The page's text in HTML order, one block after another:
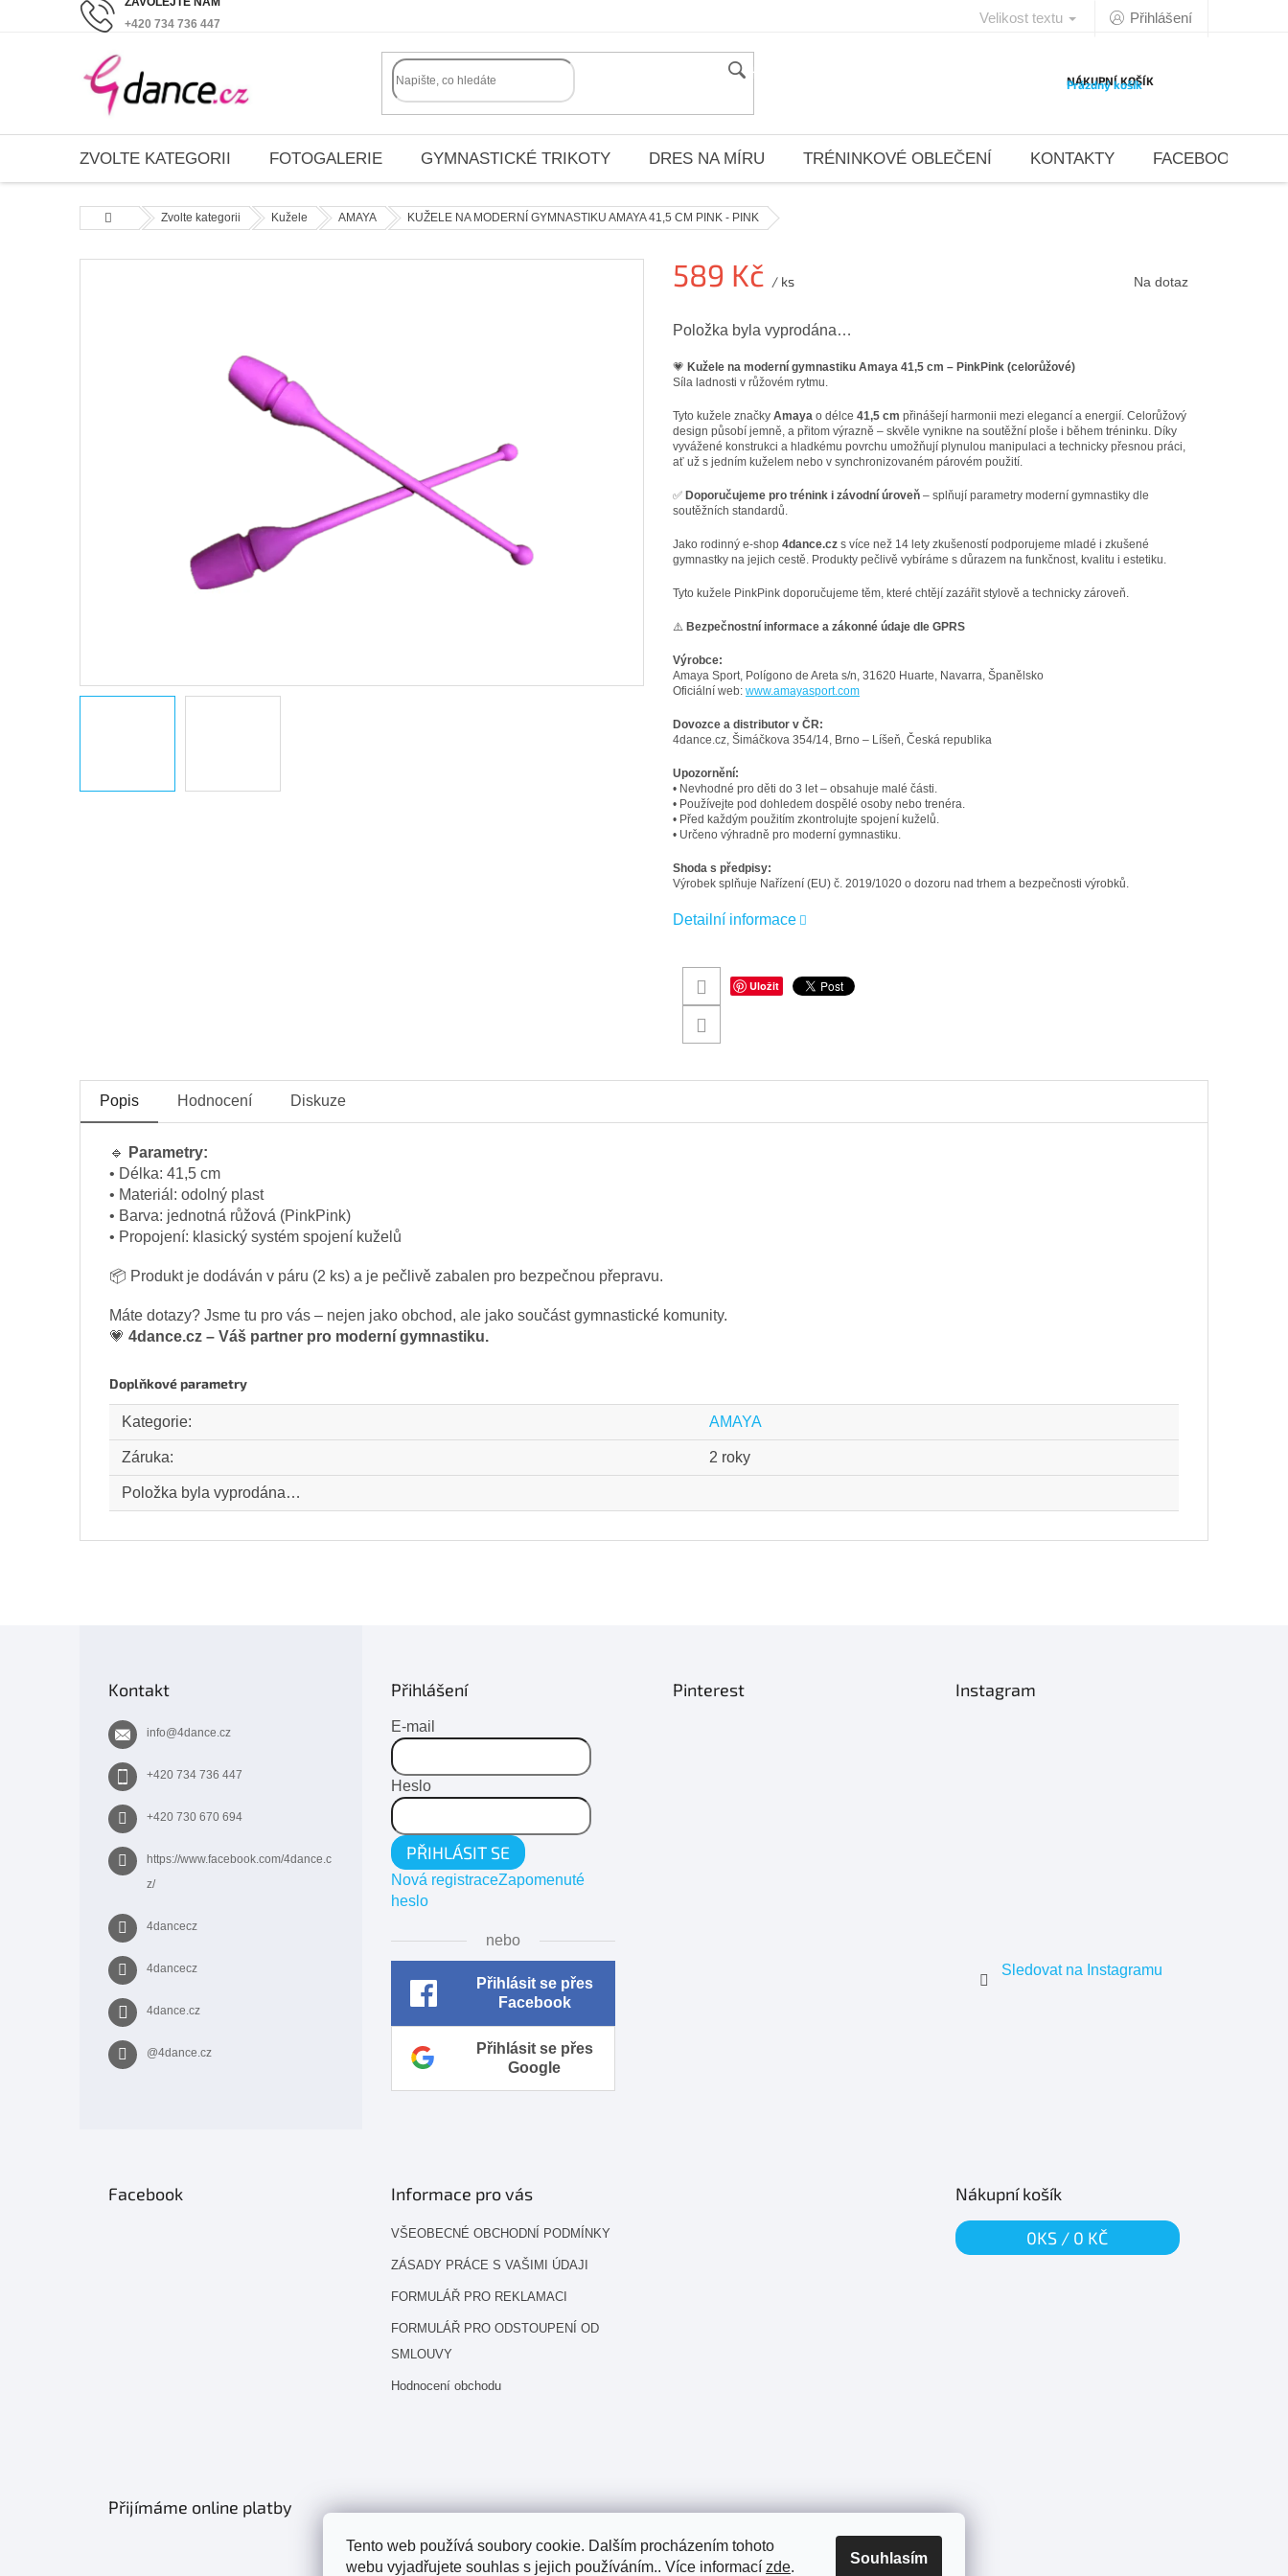
Tento web používá soubory cookie. Dalším procházením tohoto
webu vyjadřujete souhlas s jejich používáním.. Více informací zde.
Souhlasím
+420 734 736 447 Velikost textu Přihlášení
HLEDAT NÁKUPNÍ KOŠÍK
Prázdný košík
ZVOLTE KATEGORII FOTOGALERIE GYMNASTICKÉ TRIKOTY DRES NA MÍRU TRÉNINKOVÉ OBLEČENÍ KONTAKTY FACEBOOK
Domů Zvolte kategorii Kužele AMAYA KUŽELE NA MODERNÍ GYMNASTIKU AMAYA 41,5 CM PINK - PINK
589 Kč / ks
cena:
Na dotaz
Položka byla vyprodána…
💗 Kužele na moderní gymnastiku Amaya 41,5 cm – PinkPink (celorůžové)
Síla ladnosti v růžovém rytmu.
Tyto kužele značky Amaya o délce 41,5 cm přinášejí harmonii mezi elegancí a energií. Celorůžový
design působí jemně, a přitom výrazně – skvěle vynikne na soutěžní ploše i během tréninku. Díky
vyvážené konstrukci a hladkému povrchu umožňují plynulou manipulaci a technicky přesnou práci,
ať už s jedním kuželem nebo v synchronizovaném párovém použití.
✅ Doporučujeme pro trénink i závodní úroveň – splňují parametry moderní gymnastiky dle
soutěžních standardů.
Jako rodinný e-shop 4dance.cz s více než 14 lety zkušeností podporujeme mladé i zkušené
gymnastky na jejich cestě. Produkty pečlivě vybíráme s důrazem na funkčnost, kvalitu i estetiku.
Tyto kužele PinkPink doporučujeme těm, které chtějí zazářit stylově a technicky zároveň.
⚠️ Bezpečnostní informace a zákonné údaje dle GPRS
Výrobce:
Amaya Sport, Polígono de Areta s/n, 31620 Huarte, Navarra, Španělsko
Oficiální web: www.amayasport.com
Dovozce a distributor v ČR:
4dance.cz, Šimáčkova 354/14, Brno – Líšeň, Česká republika
Upozornění:
• Nevhodné pro děti do 3 let – obsahuje malé části.
• Používejte pod dohledem dospělé osoby nebo trenéra.
• Před každým použitím zkontrolujte spojení kuželů.
• Určeno výhradně pro moderní gymnastiku.
Shoda s předpisy:
Výrobek splňuje Nařízení (EU) č. 2019/1020 o dozoru nad trhem a bezpečnosti výrobků.
Detailní informace
Uložit
Popis Hodnocení Diskuze
🔹
Parametry:
• Délka: 41,5 cm
• Materiál: odolný plast
• Barva: jednotná růžová (PinkPink)
• Propojení: klasický systém spojení kuželů
📦 Produkt je dodáván v páru (2 ks) a je pečlivě zabalen pro bezpečnou přepravu.
Máte dotazy? Jsme tu pro vás – nejen jako obchod, ale jako součást gymnastické komunity.
💗 4dance.cz – Váš partner pro moderní gymnastiku.
Doplňkové parametry
Kategorie: AMAYA
Záruka: 2 roky
Položka byla vyprodána…
Kontakt
info@4dance.cz
+420 734 736 447
+420 730 670 694
https://www.facebook.com/4dance.c
z/
4dancecz
4dancecz
4dance.cz
@4dance.cz
Přihlášení
E-mail
Heslo
PŘIHLÁSIT SE
Nová registraceZapomenuté
heslo
nebo
Přihlásit se přes
Facebook
Přihlásit se přes
Google
Pinterest Instagram
Sledovat na Instagramu
Facebook Informace pro vás
VŠEOBECNÉ OBCHODNÍ PODMÍNKY
ZÁSADY PRÁCE S VAŠIMI ÚDAJI
FORMULÁŘ PRO REKLAMACI
FORMULÁŘ PRO ODSTOUPENÍ OD
SMLOUVY
Hodnocení obchodu
Nákupní košík
0KS / 0 KČ
Přijímáme online platby